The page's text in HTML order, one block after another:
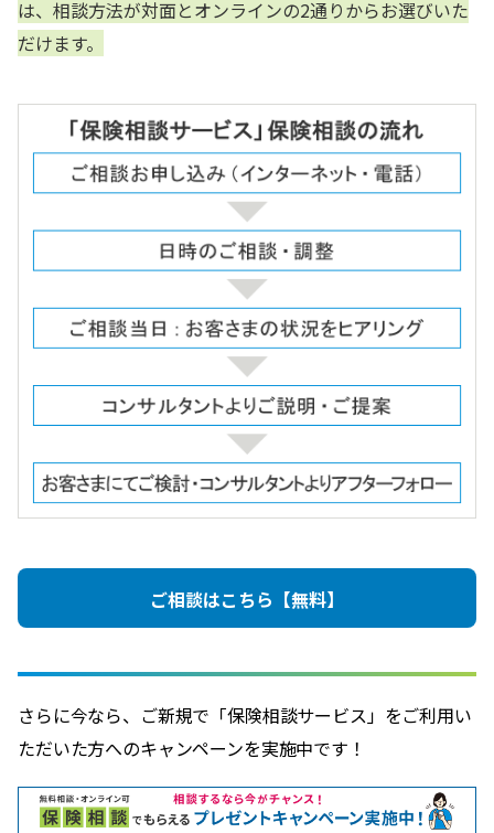
は、相談方法が対面とオンラインの2通りからお選びいた
だけます。
ご相談はこちら【無料】
さらに今なら、ご新規で「保険相談サービス」をご利用い
ただいた方へのキャンペーンを実施中です！